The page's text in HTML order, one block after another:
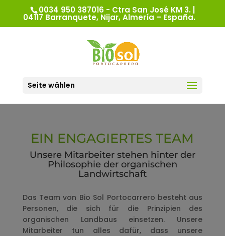
0034 950 387016 - Ctra San José KM 3. |
04117 Barranquete, Nijar, Almería – España.
Seite wählen
EIN ENGAGIERTES TEAM
Unsere Mitarbeiter stehen hinter der
Philosophie der organischen
Landwirtschaft
Das Team von Bio Sol Portocarrero besteht aus
Personen, die sich für die Prinzipien des
organischen Landbaus einsetzen. Unsere
Mitarbeiter tun alles dafür, dass unsere